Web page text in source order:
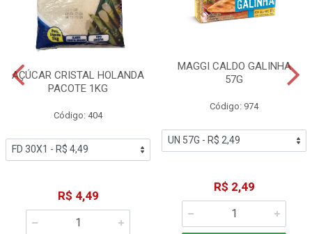
AÇÚCAR CRISTAL HOLANDA
PACOTE 1KG
Código: 404
R$ 4,49
MAGGI CALDO GALINHA
57G
Código: 974
R$ 2,49